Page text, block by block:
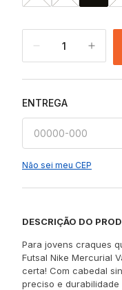
1
ENTREGA
Não sei meu CEP
DESCRIÇÃO DO
Para jovens craques
Futsal Nike Mercurial
certa! Com cabedal
preciso e